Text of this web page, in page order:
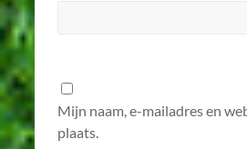
Mijn naam, e-mailadres en
plaats.